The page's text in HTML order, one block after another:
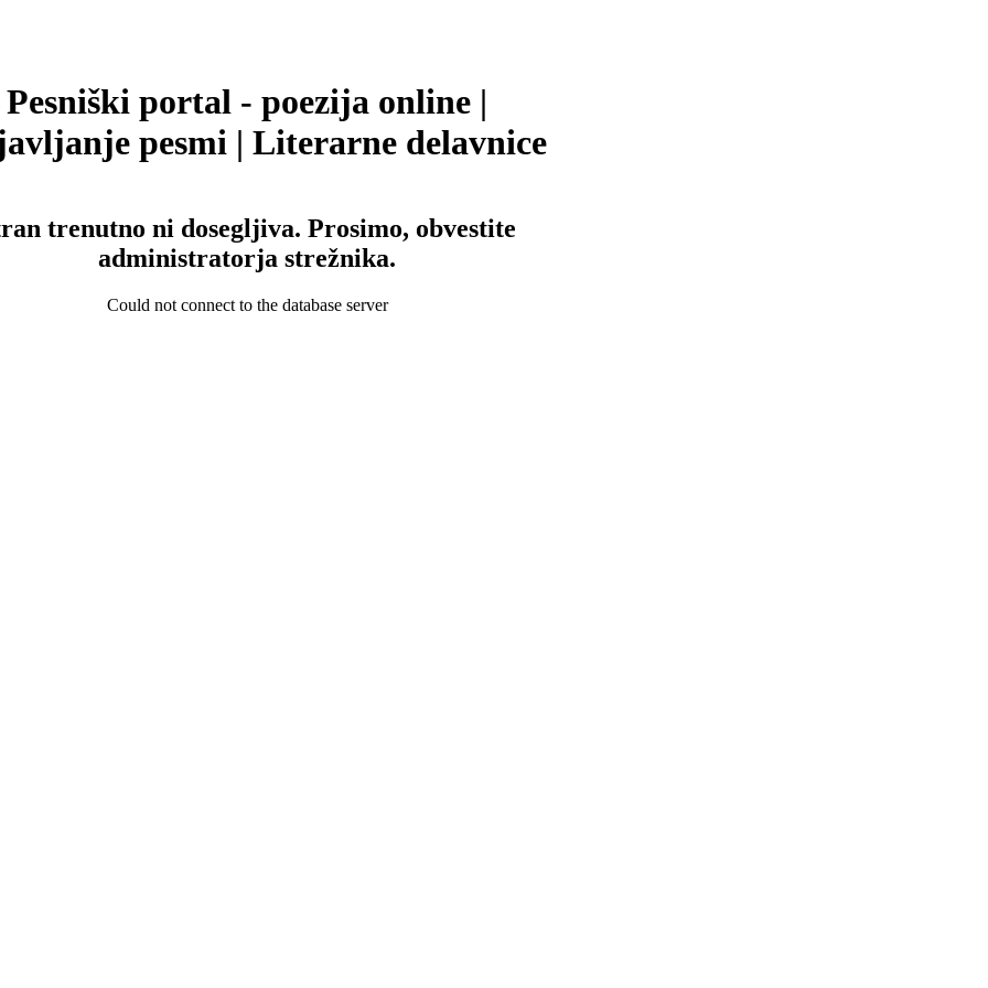
Pesniški portal - poezija online |
pesmi | Literarne delavnice
trenutno ni dosegljiva. Prosimo, obvestite
administratorja strežnika.
Could not connect to the database server